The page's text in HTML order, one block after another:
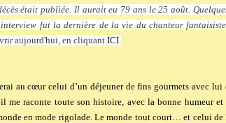
était publiée. Il aurait eu 79 ans le 25 août.
fut la dernière de la vie du chanteur
aujourd'hui, en cliquant ICI
au cœur celui d’un déjeuner de fins gourmets avec lui
me raconte toute son histoire, avec la bonne humeur
en mode rigolade. Le monde tout court… et celui